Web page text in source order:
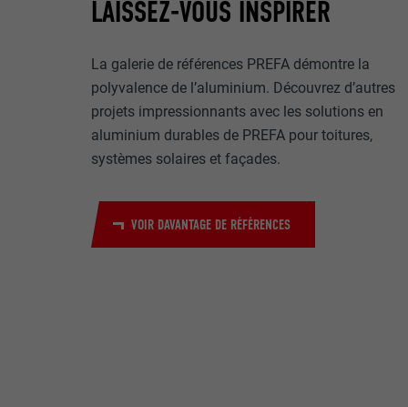
LAISSEZ-VOUS INSPIRER
La galerie de références PREFA démontre la
polyvalence de l’aluminium. Découvrez d’autres
projets impressionnants avec les solutions en
aluminium durables de PREFA pour toitures,
systèmes solaires et façades.
VOIR DAVANTAGE DE RÉFÉRENCES
UTILITÉ
Internet.
NOM
EXPIRATION
MARKETING ET
Les cookies «
annonceurs
visiteurs à
plateformes